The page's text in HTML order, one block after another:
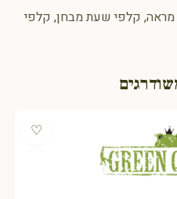
קלפי שעת מבחן, קלפי
♡